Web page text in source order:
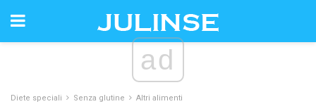
ad
Diete speciali Senza glutine Altri alimenti